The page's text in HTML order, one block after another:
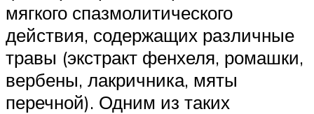
мягкого спазмолитического
действия, содержащих различные
травы (экстракт фенхеля, ромашки,
вербены, лакричника, мяты
перечной). Одним из таких